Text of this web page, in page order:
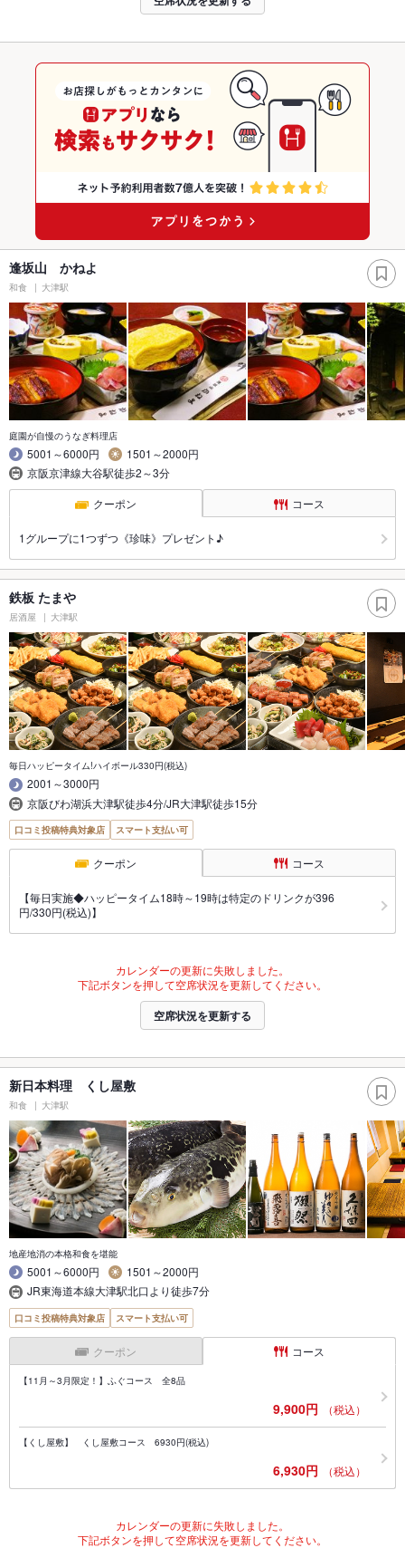
逢坂山 かねよ
和食 大津駅
庭園が自慢のうなぎ料理店
5001～6000円
1501～2000円
京阪京津線大谷駅徒歩2～3分
クーポン コース
1グループに1つずつ《珍味》プレゼント♪
鉄板 たまや
居酒屋 大津駅
毎日ハッピータイム!ハイボール330円(税込)
2001～3000円
京阪びわ湖浜大津駅徒歩4分/JR大津駅徒歩15分
口コミ投稿特典対象店 スマート支払い可
クーポン コース
【毎日実施◆ハッピータイム18時～19時は特定のドリンクが396
円/330円(税込)】
カレンダーの更新に失敗しました。
下記ボタンを押して空席状況を更新してください。
空席状況を更新する
新日本料理 くし屋敷
和食 大津駅
地産地消の本格和食を堪能
5001～6000円
1501～2000円
JR東海道本線大津駅北口より徒歩7分
口コミ投稿特典対象店 スマート支払い可
クーポン コース
【11月～3月限定！】ふぐコース 全8品
9,900円 （税込）
【くし屋敷】 くし屋敷コース 6930円(税込)
6,930円 （税込）
カレンダーの更新に失敗しました。
下記ボタンを押して空席状況を更新してください。